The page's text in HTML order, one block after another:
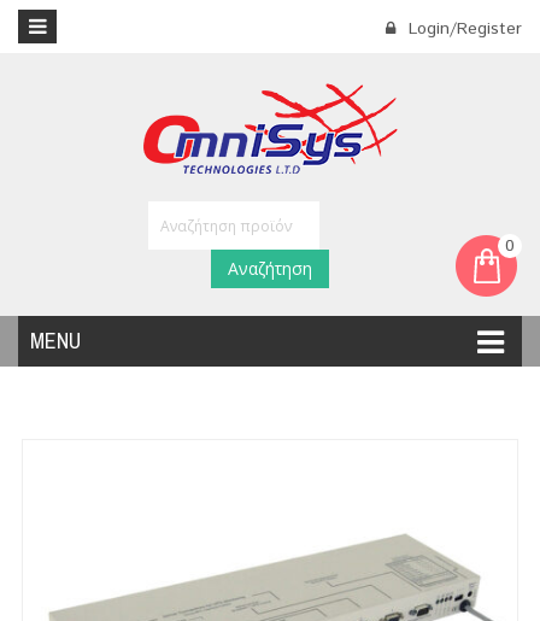
Login/Register
0
MENU
Αναζήτηση